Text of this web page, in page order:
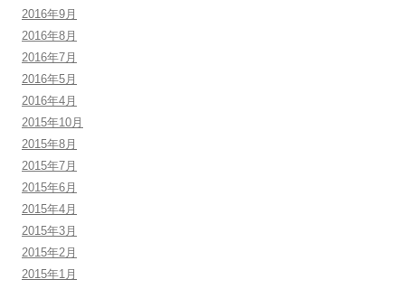
2016年9月
2016年8月
2016年7月
2016年5月
2016年4月
2015年10月
2015年8月
2015年7月
2015年6月
2015年4月
2015年3月
2015年2月
2015年1月